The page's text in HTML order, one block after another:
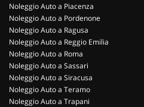
Noleggio Auto a Piacenza
Noleggio Auto a Pordenone
Noleggio Auto a Ragusa
Noleggio Auto a Reggio Emilia
Noleggio Auto a Roma
Noleggio Auto a Sassari
Noleggio Auto a Siracusa
Noleggio Auto a Teramo
Noleggio Auto a Trapani